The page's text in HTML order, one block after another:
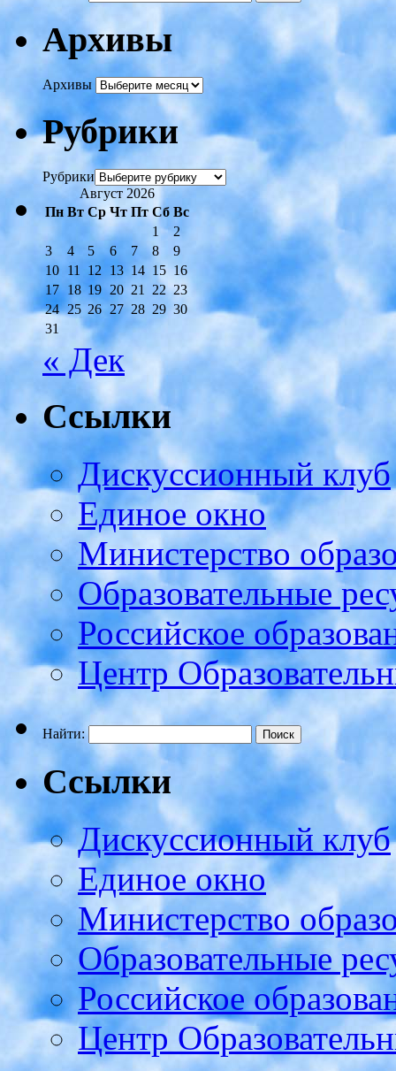
Архивы
Архивы
Рубрики
Рубрики
Август 2026
Пн Вт Ср Чт Пт Сб Вс
1
2
3
4 5 6 7 8
9
10 11 12 13 14 15 16
17 18 19 20 21 22 23
24 25 26 27 28 29 30
31
« Дек
Ссылки
Дискуссионный клуб
Единое окно
Министерство
Образовательные
Российское
Центр
Найти:
Ссылки
Дискуссионный клуб
Единое окно
Министерство
Образовательные
Российское
Центр